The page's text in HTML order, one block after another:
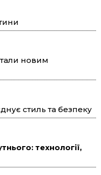
новим
стиль та безпеку
технології,